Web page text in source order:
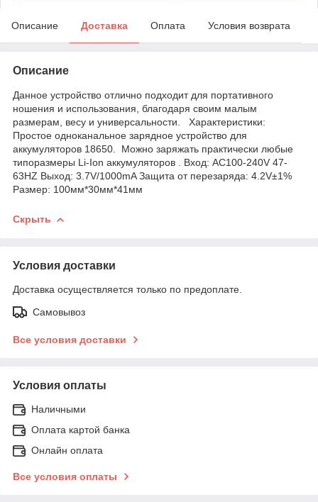
Описание Доставка Оплата Условия возврата
Описание
Данное устройство отлично подходит для портативного
ношения и использования, благодаря своим малым
размерам, весу и универсальности. Характеристики:
Простое одноканальное зарядное устройство для
аккумуляторов 18650. Можно заряжать практически любые
типоразмеры Li-Ion аккумуляторов . Вход: AC100-240V 47-
63HZ Выход: 3.7V/1000mA Защита от перезаряда: 4.2V±1%
Размер: 100мм*30мм*41мм
Скрыть
Условия доставки
Доставка осуществляется только по предоплате.
Самовывоз
Все условия доставки
Условия оплаты
Наличными
Оплата картой банка
Онлайн оплата
Все условия оплаты